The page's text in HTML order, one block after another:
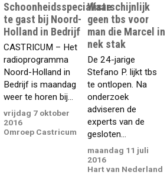
Schoonheidsspecialiste
te gast bij Noord-
Holland in Bedrijf
CASTRICUM – Het
radioprogramma
Noord-Holland in
Bedrijf is maandag
weer te horen bij...
vrijdag 7 oktober
2016
Omroep Castricum
Waarschijnlijk
geen tbs voor
man die Marcel in
nek stak
De 24-jarige
Stefano P. lijkt tbs
te ontlopen. Na
onderzoek
adviseren de
experts van de
gesloten...
maandag 11 juli
2016
Hart van Nederland